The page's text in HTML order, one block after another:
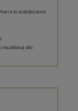
e lo stabilizzante.
riscaldata) allo